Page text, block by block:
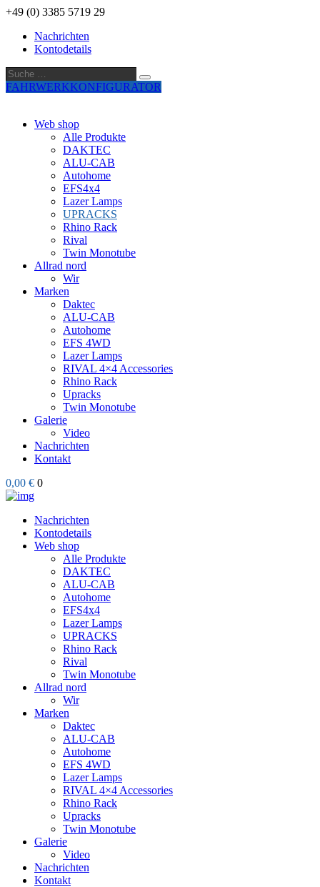
+49 (0) 3385 5719 29
Nachrichten
Kontodetails
Suche
…
Suche
FAHRWERKKONFIGURATOR
Web shop
Alle Produkte
DAKTEC
ALU-CAB
Autohome
EFS4x4
Lazer Lamps
UPRACKS
Rhino Rack
Rival
Twin Monotube
Allrad nord
Wir
Marken
Daktec
ALU-CAB
Autohome
EFS 4WD
Lazer Lamps
RIVAL 4×4 Accessories
Rhino Rack
Upracks
Twin Monotube
Galerie
Video
Nachrichten
Kontakt
0,00 € 0
Nachrichten
Kontodetails
Web shop
Alle Produkte
DAKTEC
ALU-CAB
Autohome
EFS4x4
Lazer Lamps
UPRACKS
Rhino Rack
Rival
Twin Monotube
Allrad nord
Wir
Marken
Daktec
ALU-CAB
Autohome
EFS 4WD
Lazer Lamps
RIVAL 4×4 Accessories
Rhino Rack
Upracks
Twin Monotube
Galerie
Video
Nachrichten
Kontakt